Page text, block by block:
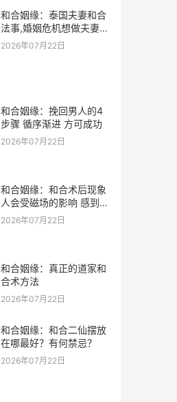
和合姻缘：泰国夫妻和合
法事,婚姻危机想做夫妻和
合法事能
2026年07月22日
和合姻缘：挽回男人的4
步骤 循序渐进 方可成功
2026年07月22日
和合姻缘：和合术后现象
人会受磁场的影响 感到头
晕乏力
2026年07月22日
和合姻缘：真正的道家和
合术方法
2026年07月22日
和合姻缘：和合二仙摆放
在哪最好？有何禁忌？
2026年07月22日